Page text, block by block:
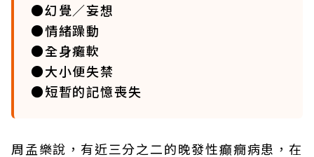
●幻覺／妄想
●情緒躁動
●全身癱軟
●大小便失禁
●短暫的記憶喪失
周孟樂說，有近三分之二的晚發性癲癇病患，在